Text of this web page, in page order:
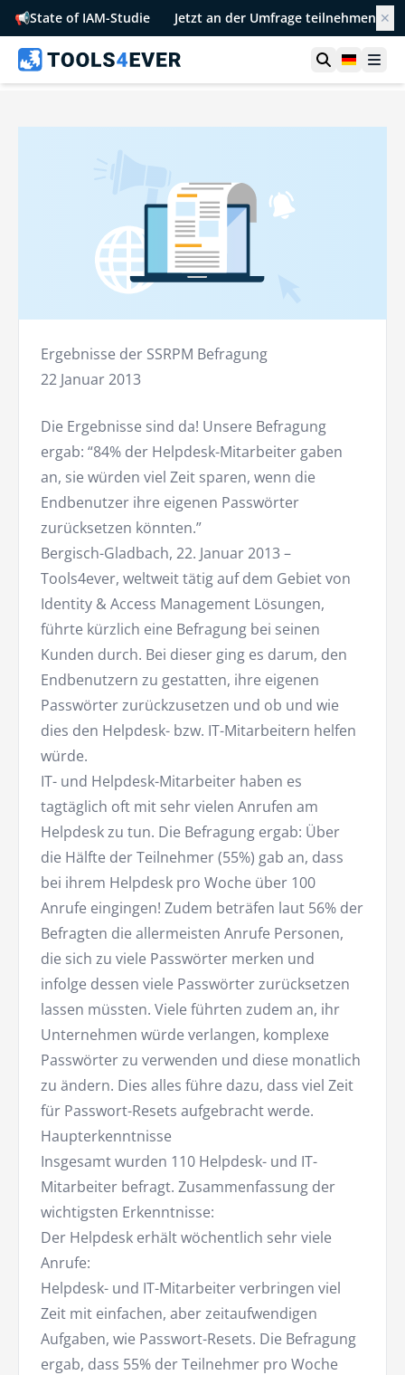
📢State of IAM-Studie Jetzt an der Umfrage teilnehmen ✕
Suche
Ergebnisse der SSRPM Befragung
22 Januar 2013
Die Ergebnisse sind da! Unsere Befragung
ergab: “84% der Helpdesk-Mitarbeiter gaben
an, sie würden viel Zeit sparen, wenn die
Endbenutzer ihre eigenen Passwörter
zurücksetzen könnten.”
Bergisch-Gladbach, 22. Januar 2013 –
Tools4ever, weltweit tätig auf dem Gebiet von
Identity & Access Management Lösungen,
führte kürzlich eine Befragung bei seinen
Kunden durch. Bei dieser ging es darum, den
Endbenutzern zu gestatten, ihre eigenen
Passwörter zurückzusetzen und ob und wie
dies den Helpdesk- bzw. IT-Mitarbeitern helfen
würde.
IT- und Helpdesk-Mitarbeiter haben es
tagtäglich oft mit sehr vielen Anrufen am
Helpdesk zu tun. Die Befragung ergab: Über
die Hälfte der Teilnehmer (55%) gab an, dass
bei ihrem Helpdesk pro Woche über 100
Anrufe eingingen! Zudem beträfen laut 56% der
Befragten die allermeisten Anrufe Personen,
die sich zu viele Passwörter merken und
infolge dessen viele Passwörter zurücksetzen
lassen müssten. Viele führten zudem an, ihr
Unternehmen würde verlangen, komplexe
Passwörter zu verwenden und diese monatlich
zu ändern. Dies alles führe dazu, dass viel Zeit
für Passwort-Resets aufgebracht werde.
Haupterkenntnisse
Insgesamt wurden 110 Helpdesk- und IT-
Mitarbeiter befragt. Zusammenfassung der
wichtigsten Erkenntnisse:
Der Helpdesk erhält wöchentlich sehr viele
Anrufe:
Helpdesk- und IT-Mitarbeiter verbringen viel
Zeit mit einfachen, aber zeitaufwendigen
Aufgaben, wie Passwort-Resets. Die Befragung
ergab, dass 55% der Teilnehmer pro Woche